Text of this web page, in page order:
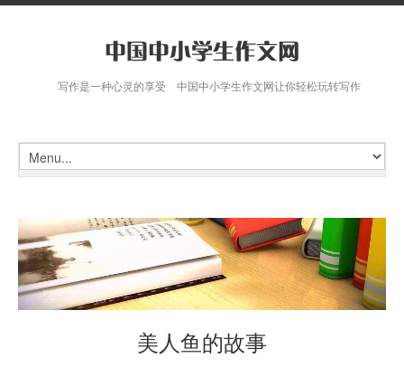
写作是一种心灵的享受 中国中小学生作文网让你轻松玩转写作
美人鱼的故事